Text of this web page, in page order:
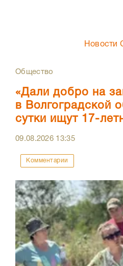
Новости
Общество
«Дали добро на
в Волгоградской
сутки ищут 17-
09.08.2026 13:35
Комментарии